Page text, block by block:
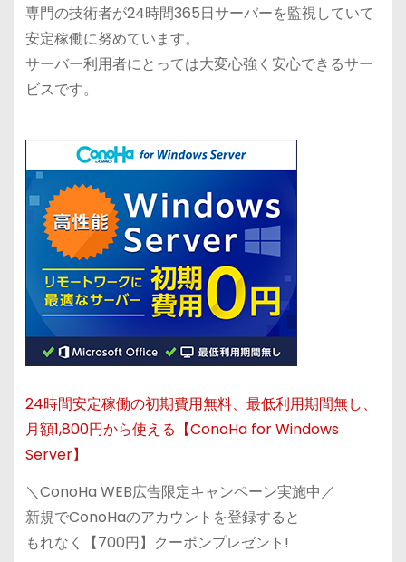
専門の技術者が24時間365日サーバーを監視していて
安定稼働に努めています。
サーバー利用者にとっては大変心強く安心できるサー
ビスです。
24時間安定稼働の初期費用無料、最低利用期間無し、
月額1,800円から使える【ConoHa for Windows
Server】
＼ConoHa WEB広告限定キャンペーン実施中／
新規でConoHaのアカウントを登録すると
もれなく【700円】クーポンプレゼント!